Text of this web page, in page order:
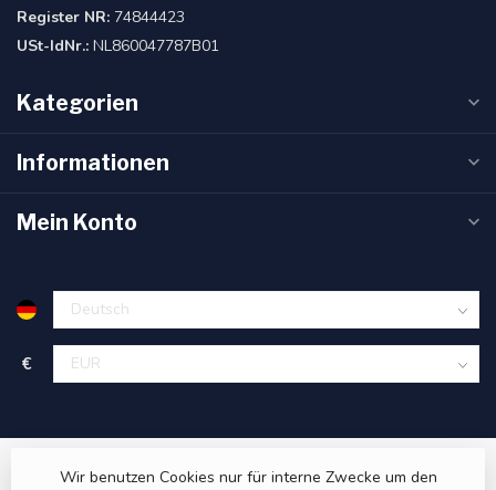
Register NR: 74844423
USt-IdNr.: NL860047787B01
Kategorien
Informationen
Mein Konto
€
Wir benutzen Cookies nur für interne Zwecke um den